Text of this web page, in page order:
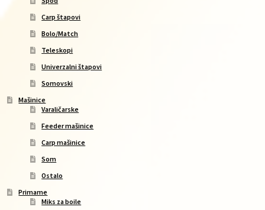
Carp štapovi
Bolo/Match
Teleskopi
Univerzalni štapovi
Somovski
Mašinice
Varaličarske
Feeder mašinice
Carp mašinice
Som
Ostalo
Primame
Miks za boile